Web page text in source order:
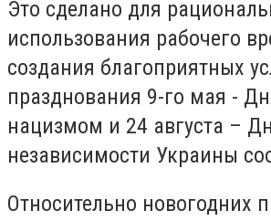
Это сделано для
использования рабочего
создания благоприятных
празднования 9-го мая -
нацизмом и 24 августа –
независимости Украины
Относительно новогодних